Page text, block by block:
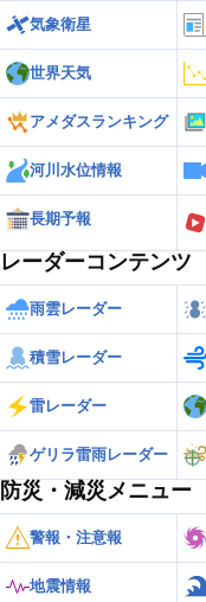
気象衛星
世界天気
アメダスランキング
河川水位情報
長期予報
レーダーコンテンツ
雨雲レーダー
積雪レーダー
雷レーダー
ゲリラ雷雨レーダー
防災・減災メニュー
警報・注意報
地震情報